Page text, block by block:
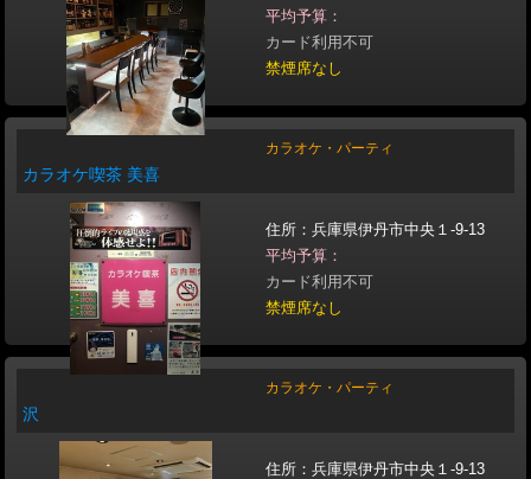
平均予算：
カード利用不可
禁煙席なし
カラオケ・パーティ
カラオケ喫茶 美喜
住所：兵庫県伊丹市中央１-9-13
平均予算：
カード利用不可
禁煙席なし
カラオケ・パーティ
沢
住所：兵庫県伊丹市中央１-9-13